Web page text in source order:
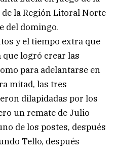
la Región Litoral Norte
del domingo.
y el tiempo extra que
que logró crear las
para adelantarse en
mitad, las tres
dilapidadas por los
un remate de Julio
de los postes, después
Tello, después